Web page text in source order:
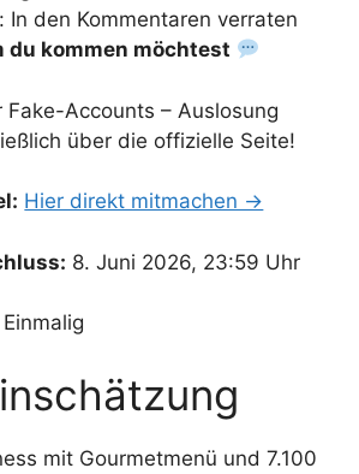
In den Kommentaren verraten
du kommen möchtest
Fake-Accounts – Auslosung
über die offizielle Seite!
Hier direkt mitmachen →
8. Juni 2026, 23:59 Uhr
Einmalig
mit Gourmetmenü und 7.100